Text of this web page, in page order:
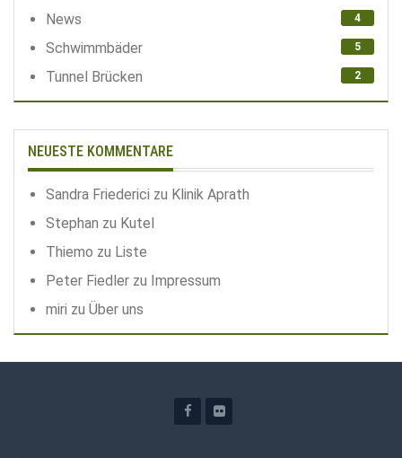
News 4
Schwimmbäder 5
Tunnel Brücken 2
NEUESTE KOMMENTARE
Sandra Friederici zu Klinik Aprath
Stephan zu Kutel
Thiemo zu Liste
Peter Fiedler zu Impressum
miri zu Über uns